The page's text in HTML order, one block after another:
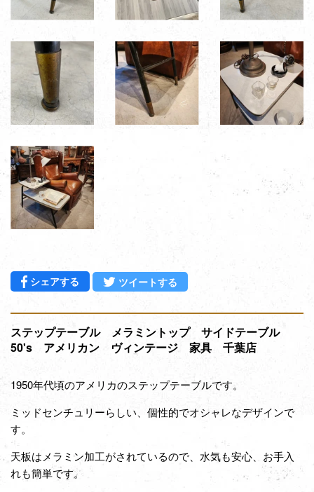
シェアする Facebookでシェアする
ツイートする
ステップテーブル メラミントップ サイドテーブル
50's アメリカン ヴィンテージ 家具 千葉店
1950年代頃のアメリカのステップテーブルです。
ミッドセンチュリーらしい、個性的でオシャレなデザインで
す。
天板はメラミン加工がされているので、水気も安心、お手入
れも簡単です。